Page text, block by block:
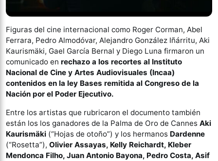
Figuras del cine internacional como Roger Corman, Abel
Ferrara, Pedro Almodóvar, Alejandro González Iñárritu, Aki
Kaurismäki, Gael García Bernal y Diego Luna firmaron un
comunicado en rechazo a los recortes al Instituto
Nacional de Cine y Artes Audiovisuales (Incaa)
contenidos en la ley Bases remitida al Congreso de la
Nación por el Poder Ejecutivo.
Entre los artistas que rubricaron el documento también
están los los ganadores de la Palma de Oro de Cannes Aki
Kaurismäki (“Hojas de otoño”) y los hermanos Dardenne
(“Rosetta”), Olivier Assayas, Kelly Reichardt, Kleber
Mendonca Filho, Juan Antonio Bayona, Pedro Costa, Asif